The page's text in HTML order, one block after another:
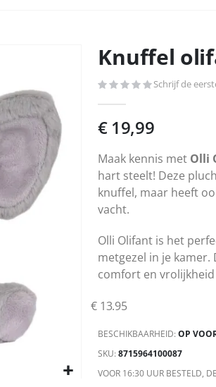
Knuffel
Schrijf de
€ 19,99
Maak kennis met Olli
hart steelt! Deze
knuffel, maar heeft
vacht.
Olli Olifant is het
metgezel in je
comfort en
€ 13.95
BESCHIKBAARHEID: OP
SKU 8715964100087
VOOR 16:30 UUR BESTELD,